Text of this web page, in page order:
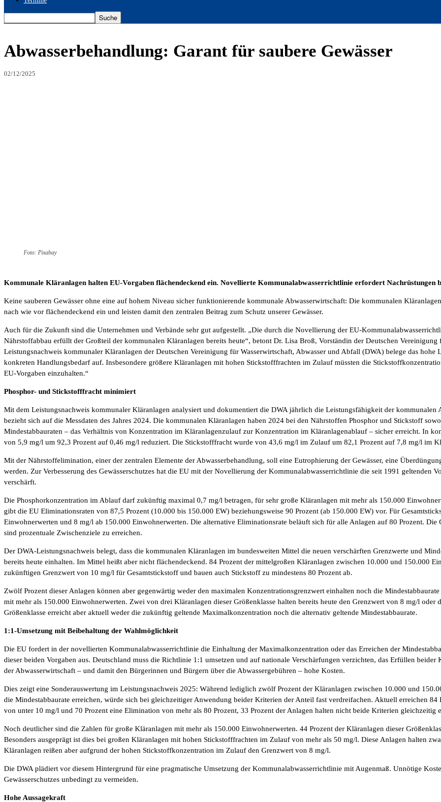
Abwasserbehandlung: Garant für saubere Gewässer
02/12/2025
Foto: Pixabay
Kommunale Kläranlagen halten EU-Vorgaben flächendeckend ein. Novellierte Kommunalabwasserrichtlinie erfordert Nachrüstungen
Keine sauberen Gewässer ohne eine auf hohem Niveau sicher funktionierende kommunale Abwasserwirtschaft: Die kommunalen
nach wie vor flächendeckend ein und leisten damit den zentralen Beitrag zum Schutz unserer Gewässer.
Auch für die Zukunft sind die Unternehmen und Verbände sehr gut aufgestellt. „Die durch die Novellierung der EU-
Nährstoffabbau erfüllt der Großteil der kommunalen Kläranlagen bereits heute“, betont Dr. Lisa Broß, Vorständin der Deutschen
Leistungsnachweis kommunaler Kläranlagen der Deutschen Vereinigung für Wasserwirtschaft, Abwasser und Abfall (DWA) belege das hohe
konkreten Handlungsbedarf auf. Insbesondere größere Kläranlagen mit hohen Stickstofffrachten im Zulauf müssten die
EU-Vorgaben einzuhalten.“
Phosphor- und Stickstofffracht minimiert
Mit dem Leistungsnachweis kommunaler Kläranlagen analysiert und dokumentiert die DWA jährlich die Leistungsfähigkeit der kommunalen
bezieht sich auf die Messdaten des Jahres 2024. Die kommunalen Kläranlagen haben 2024 bei den Nährstoffen Phosphor und Stickstoff
Mindestabbauraten – das Verhältnis von Konzentration im Kläranlagenzulauf zur Konzentration im Kläranlagenablauf – sicher erreicht. In
von 5,9 mg/l um 92,3 Prozent auf 0,46 mg/l reduziert. Die Stickstofffracht wurde von 43,6 mg/l im Zulauf um 82,1 Prozent auf 7,8 mg/l im
Mit der Nährstoffelimination, einer der zentralen Elemente der Abwasserbehandlung, soll eine Eutrophierung der Gewässer, eine
werden. Zur Verbesserung des Gewässerschutzes hat die EU mit der Novellierung der Kommunalabwasserrichtlinie die seit 1991 geltenden
verschärft.
Die Phosphorkonzentration im Ablauf darf zukünftig maximal 0,7 mg/l betragen, für sehr große Kläranlagen mit mehr als 150.000
gibt die EU Eliminationsraten von 87,5 Prozent (10.000 bis 150.000 EW) beziehungsweise 90 Prozent (ab 150.000 EW) vor. Für
Einwohnerwerten und 8 mg/l ab 150.000 Einwohnerwerten. Die alternative Eliminationsrate beläuft sich für alle Anlagen auf 80 Prozent. Die
sind prozentuale Zwischenziele zu erreichen.
Der DWA-Leistungsnachweis belegt, dass die kommunalen Kläranlagen im bundesweiten Mittel die neuen verschärften Grenzwerte und
bereits heute einhalten. Im Mittel heißt aber nicht flächendeckend. 84 Prozent der mittelgroßen Kläranlagen zwischen 10.000 und 150.000
zukünftigen Grenzwert von 10 mg/l für Gesamtstickstoff und bauen auch Stickstoff zu mindestens 80 Prozent ab.
Zwölf Prozent dieser Anlagen können aber gegenwärtig weder den maximalen Konzentrationsgrenzwert einhalten noch die
mit mehr als 150.000 Einwohnerwerten. Zwei von drei Kläranlagen dieser Größenklasse halten bereits heute den Grenzwert von 8 mg/l oder
Größenklasse erreicht aber aktuell weder die zukünftig geltende Maximalkonzentration noch die alternativ geltende Mindestabbaurate.
1:1-Umsetzung mit Beibehaltung der Wahlmöglichkeit
Die EU fordert in der novellierten Kommunalabwasserrichtlinie die Einhaltung der Maximalkonzentration oder das Erreichen der
dieser beiden Vorgaben aus. Deutschland muss die Richtlinie 1:1 umsetzen und auf nationale Verschärfungen verzichten, das Erfüllen
der Abwasserwirtschaft – und damit den Bürgerinnen und Bürgern über die Abwassergebühren – hohe Kosten.
Dies zeigt eine Sonderauswertung im Leistungsnachweis 2025: Während lediglich zwölf Prozent der Kläranlagen zwischen 10.000 und
die Mindestabbaurate erreichen, würde sich bei gleichzeitiger Anwendung beider Kriterien der Anteil fast verdreifachen. Aktuell erreichen
von unter 10 mg/l und 70 Prozent eine Elimination von mehr als 80 Prozent, 33 Prozent der Anlagen halten nicht beide Kriterien gleichzeitig
Noch deutlicher sind die Zahlen für große Kläranlagen mit mehr als 150.000 Einwohnerwerten. 44 Prozent der Kläranlagen dieser
Besonders ausgeprägt ist dies bei großen Kläranlagen mit hohen Stickstofffrachten im Zulauf von mehr als 50 mg/l. Diese Anlagen halten
Kläranlagen reißen aber aufgrund der hohen Stickstoffkonzentration im Zulauf den Grenzwert von 8 mg/l.
Die DWA plädiert vor diesem Hintergrund für eine pragmatische Umsetzung der Kommunalabwasserrichtlinie mit Augenmaß. Unnötige
Gewässerschutzes unbedingt zu vermeiden.
Hohe Aussagekraft